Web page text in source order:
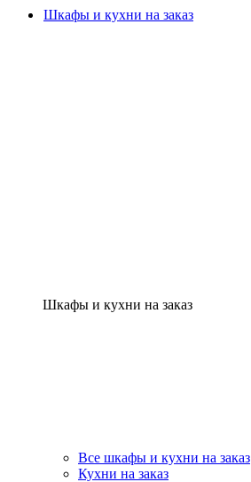
Шкафы и кухни на заказ
Шкафы и кухни на заказ
Все шкафы и кухни на заказ
Кухни на заказ